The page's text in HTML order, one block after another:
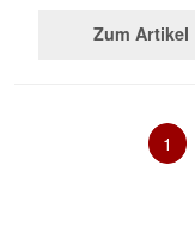
Zum Artikel
1